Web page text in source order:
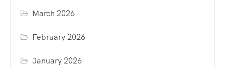
March 2026
February 2026
January 2026